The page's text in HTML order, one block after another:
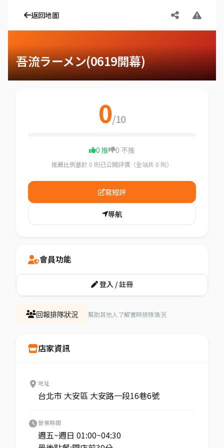
返回地圖
吾流ラーメン(0619開幕)
回報排隊狀況 幫助其他人了解實時排隊情況
店家資訊
地址
台北市 大安區 大安路一段16巷6號
營業時間
週五~週日 01:00~04:30
0/10
0 推 0 不推
推薦比例基於 0 則已公開評價（全站共 0 則）
寫短評
導航
會員功能
登入 / 註冊